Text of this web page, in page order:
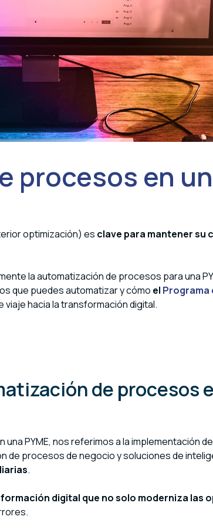
en
optimización) es clave para mantener su
la automatización de procesos para una
que puedes automatizar y cómo el Programa
viaje hacia la transformación digital.
de procesos
PYME, nos referimos a la implementación
procesos de negocio y soluciones de
.
digital que no solo moderniza las